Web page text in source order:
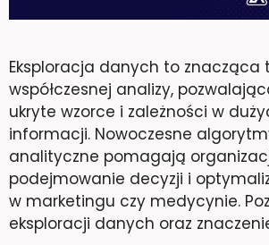
Eksploracja danych to znacząca
współczesnej analizy,
ukryte wzorce i zależności w
informacji. Nowoczesne
analityczne pomagają
podejmowanie decyzji i
w marketingu czy medycynie.
eksploracji danych oraz